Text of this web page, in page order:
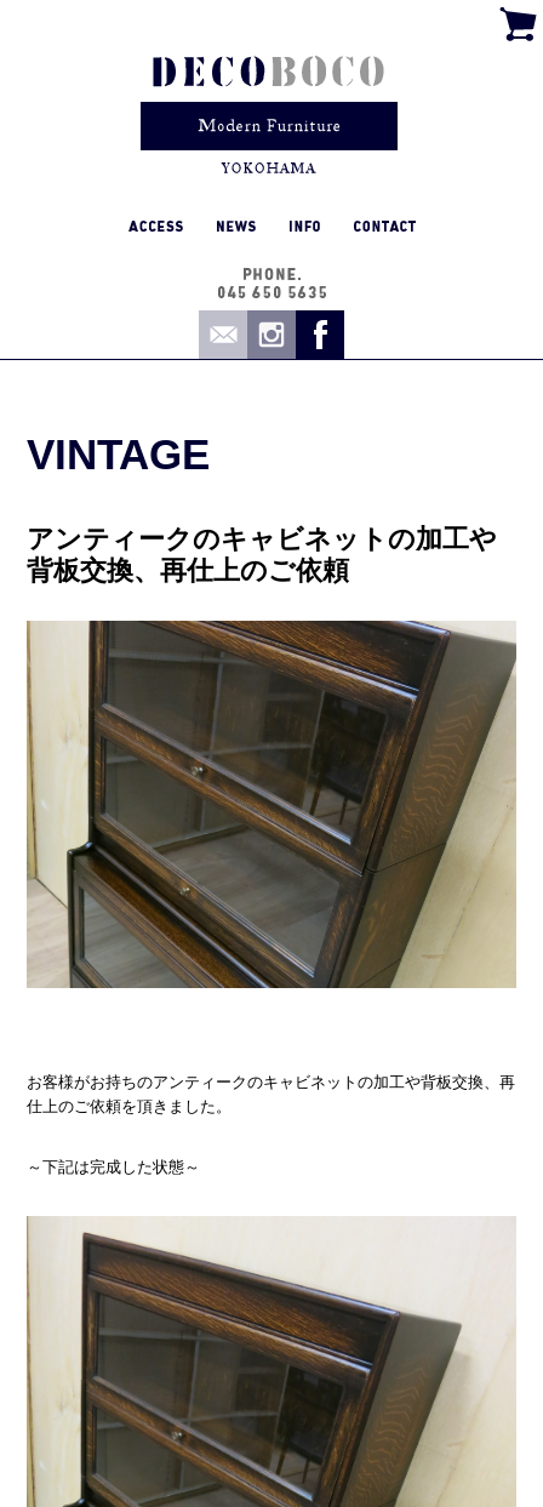
VINTAGE
アンティークのキャビネットの加工や
背板交換、再仕上のご依頼
お客様がお持ちのアンティークのキャビネットの加工や背板交換、再
仕上のご依頼を頂きました。
～下記は完成した状態～